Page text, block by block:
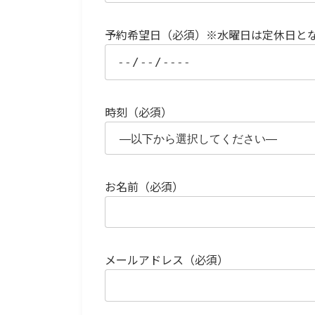
予約希望日（必須）※水曜日は定休日と
時刻（必須）
お名前（必須）
メールアドレス（必須）